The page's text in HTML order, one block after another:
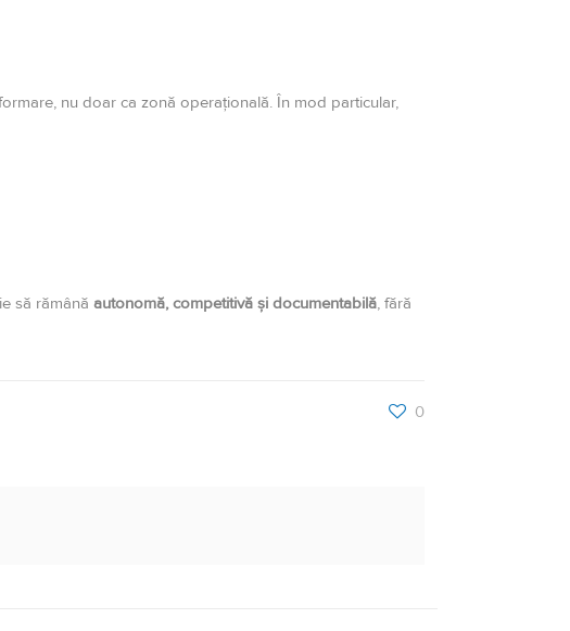
nu doar ca zonă operațională. În mod particular,
să rămână autonomă, competitivă și documentabilă, fără
0